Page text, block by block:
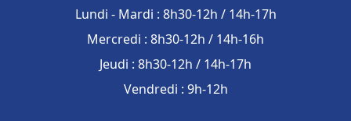
Lundi - Mardi : 8h30-12h / 14h-17h
Mercredi : 8h30-12h / 14h-16h
Jeudi : 8h30-12h / 14h-17h
Vendredi : 9h-12h